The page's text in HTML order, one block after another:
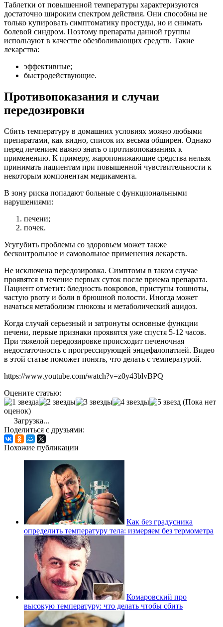
Таблетки от повышенной температуры характеризуются
достаточно широким спектром действия. Они способны не
только купировать симптоматику простуды, но и снимать
болевой синдром. Поэтому препараты данной группы
используют в качестве обезболивающих средств. Такие
лекарства:
эффективные;
быстродействующие.
Противопоказания и случаи
передозировки
Сбить температуру в домашних условиях можно любыми
препаратами, как видно, список их весьма обширен. Однако
перед лечением важно знать о противопоказаниях к
применению. К примеру, жаропонижающие средства нельзя
принимать пациентам при повышенной чувствительности к
некоторым компонентам медикамента.
В зону риска попадают больные с функциональными
нарушениями:
печени;
почек.
Усугубить проблемы со здоровьем может также
бесконтрольное и самовольное применения лекарств.
Не исключена передозировка. Симптомы в таком случае
проявятся в течение первых суток после приема препарата.
Пациент отметит: бледность покровов, приступы тошноты,
частую рвоту и боли в брюшной полости. Иногда может
начаться метаболизм глюкозы и метаболический ацидоз.
Когда случай серьезный и затронуты основные функции
печени, первые признаки проявятся уже спустя 5-12 часов.
При тяжелой передозировке происходит печеночная
недостаточность с прогрессирующей энцефалопатией. Видео
в этой статье поможет понять, что делать с температурой.
https://www.youtube.com/watch?v=z0y43blvBPQ
Оцените статью:
(Пока нет
оценок)
Загрузка...
Поделиться с друзьями:
Похожие публикации
Как без градусника
определить температуру тела: измеряем без термометра
Комаровский про
высокую температуру: что делать чтобы сбить